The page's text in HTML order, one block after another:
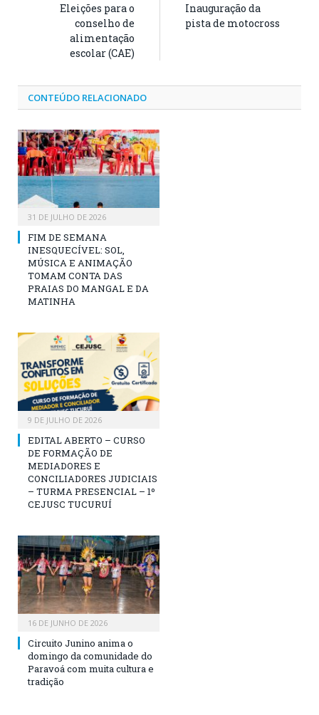
Eleições para o
conselho de
alimentação
escolar (CAE)
Inauguração da
pista de motocross
CONTEÚDO RELACIONADO
31 DE JULHO DE 2026
FIM DE SEMANA
INESQUECÍVEL: SOL,
MÚSICA E ANIMAÇÃO
TOMAM CONTA DAS
PRAIAS DO MANGAL E DA
MATINHA
9 DE JULHO DE 2026
EDITAL ABERTO – CURSO
DE FORMAÇÃO DE
MEDIADORES E
CONCILIADORES JUDICIAIS
– TURMA PRESENCIAL – 1º
CEJUSC TUCURUÍ
16 DE JUNHO DE 2026
Circuito Junino anima o
domingo da comunidade do
Paravoá com muita cultura e
tradição